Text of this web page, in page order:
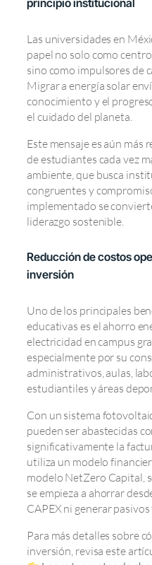
principio institucional
Las universidades en
papel no solo como
sino como impulsores de
Migrar a energía solar
conocimiento y el
el cuidado del planeta.
Este mensaje es aún más
de estudiantes cada vez
ambiente, que busca
congruentes y
implementado se
liderazgo sostenible.
Reducción de costos
inversión
Uno de los principales
educativas es el ahorro
electricidad en campus
especialmente por su
administrativos, aulas,
estudiantiles y áreas
Con un sistema
pueden ser abastecidas
significativamente la
utiliza un modelo
modelo NetZero Capital,
se empieza a ahorrar
CAPEX ni generar
Para más detalles sobre
inversión, revisa este